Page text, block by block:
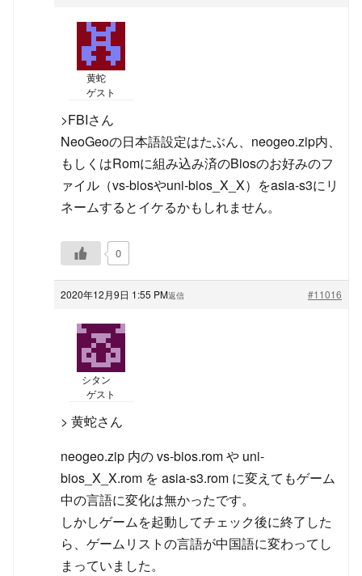
黄蛇
ゲスト
>FBIさん
NeoGeoの日本語設定はたぶん、neogeo.zip内、
もしくはRomに組み込み済のBiosのお好みのフ
ァイル（vs-biosやuni-bios_X_X）をasia-s3にリ
ネームするとイケるかもしれません。
0
2020年12月9日 1:55 PM #11016
返信
シタン
ゲスト
> 黄蛇さん
neogeo.zip 内の vs-bios.rom や uni-
bios_X_X.rom を asia-s3.rom に変えてもゲーム
中の言語に変化は無かったです。
しかしゲームを起動してチェック後に終了した
ら、ゲームリストの言語が中国語に変わってし
まっていました。